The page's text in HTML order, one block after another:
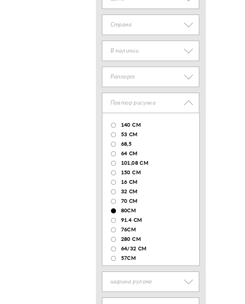
Страна
В наличии
Раппорт
Повтор рисунка
140 CM
53 СМ
68,5
64 СМ
101,08 CM
150 CM
16 СМ
32 СМ
70 CM
80СМ
91.4 СМ
76СМ
280 СМ
64/32 СМ
57СМ
ширина рулона